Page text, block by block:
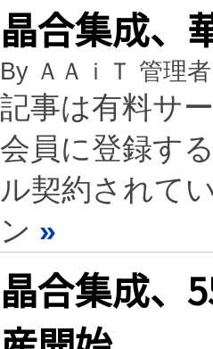
晶合集成、
By ＡＡｉＴ 管理者
記事は有料サ
会員に登録す
ル契約されて
ン »
晶合集成、